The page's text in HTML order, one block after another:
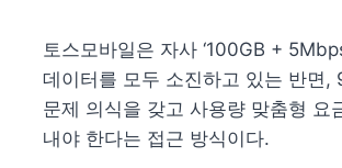
토스모바일은 자사 ‘100GB +
데이터를 모두 소진하고 있는 반면,
문제 의식을 갖고 사용량 맞춤형 요
내야 한다는 접근 방식이다.